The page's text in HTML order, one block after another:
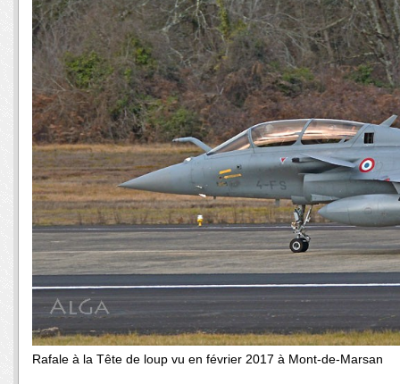
Rafale à la Tête de loup vu en février 2017 à Mont-de-Marsan